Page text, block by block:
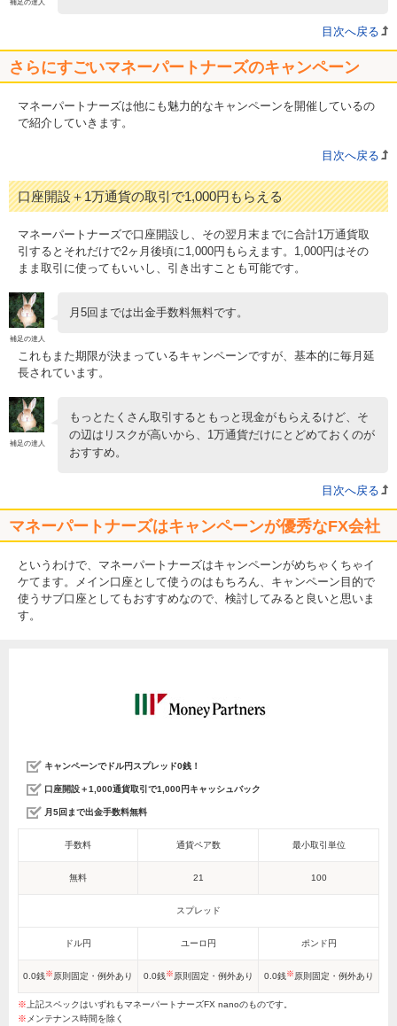
補足の達人
目次へ戻る
さらにすごいマネーパートナーズのキャンペーン
マネーパートナーズは他にも魅力的なキャンペーンを開催しているの
で紹介していきます。
目次へ戻る
口座開設＋1万通貨の取引で1,000円もらえる
マネーパートナーズで口座開設し、その翌月末までに合計1万通貨取
引するとそれだけで2ヶ月後頃に1,000円もらえます。1,000円はその
まま取引に使ってもいいし、引き出すことも可能です。
月5回までは出金手数料無料です。
補足の達人
これもまた期限が決まっているキャンペーンですが、基本的に毎月延
長されています。
もっとたくさん取引するともっと現金がもらえるけど、そ
の辺はリスクが高いから、1万通貨だけにとどめておくのが
おすすめ。
補足の達人
目次へ戻る
マネーパートナーズはキャンペーンが優秀なFX会社
というわけで、マネーパートナーズはキャンペーンがめちゃくちゃイ
ケてます。メイン口座として使うのはもちろん、キャンペーン目的で
使うサブ口座としてもおすすめなので、検討してみると良いと思いま
す。
キャンペーンでドル円スプレッド0銭！
口座開設＋1,000通貨取引で1,000円キャッシュバック
月5回まで出金手数料無料
手数料 通貨ペア数 最小取引単位
無料 21 100
スプレッド
ドル円 ユーロ円 ポンド円
0.0銭※ 原則固定・例外あり 0.0銭※ 原則固定・例外あり 0.0銭※ 原則固定・例外あり
※上記スペックはいずれもマネーパートナーズFX nanoのものです。
※メンテナンス時間を除く